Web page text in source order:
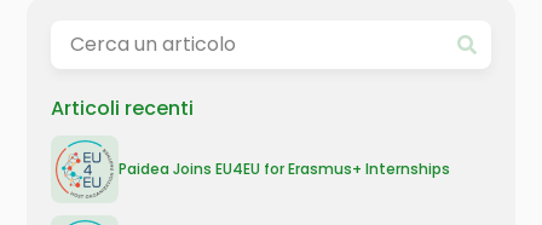
Articoli recenti
Paidea Joins EU4EU for Erasmus+ Internships